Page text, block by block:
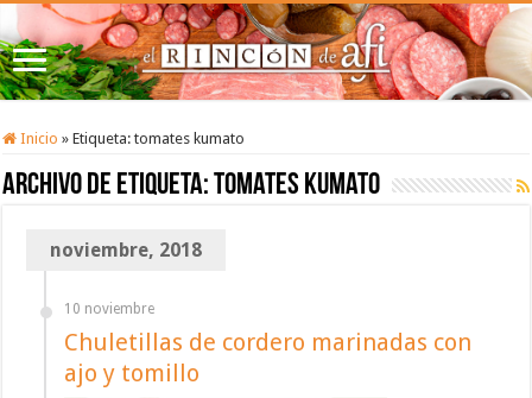
Inicio » Etiqueta:tomates kumato
Archivo de etiqueta:tomates kumato
noviembre, 2018
10 noviembre
Chuletillas de cordero marinadas con
ajo y tomillo